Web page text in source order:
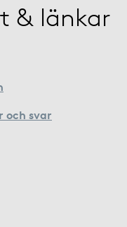
& länkar
och svar